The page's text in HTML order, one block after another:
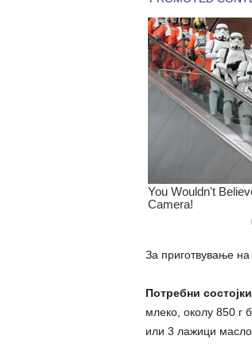
За приготвување
Потребни
млеко, околу 850 г
или 3 лажици